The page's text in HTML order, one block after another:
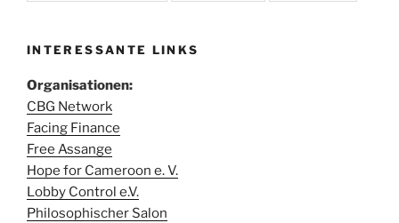
INTERESSANTE LINKS
Organisationen:
CBG Network
Facing Finance
Free Assange
Hope for Cameroon e. V.
Lobby Control e.V.
Philosophischer Salon